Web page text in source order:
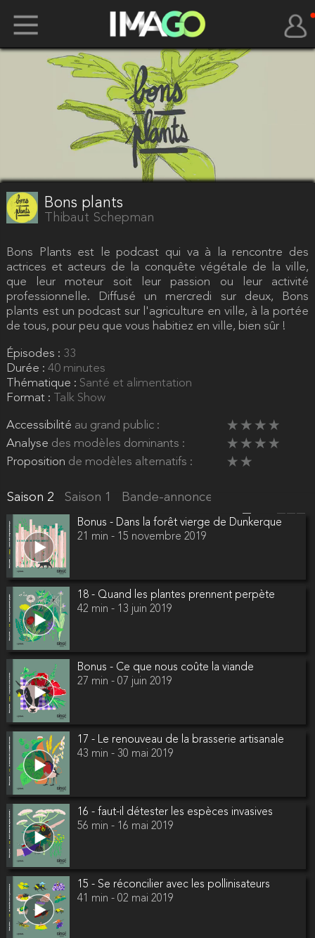
Bons plants
Thibaut Schepman
Bons Plants est le podcast qui va à la rencontre des
actrices et acteurs de la conquête végétale de la ville,
que leur moteur soit leur passion ou leur activité
professionnelle. Diffusé un mercredi sur deux, Bons
plants est un podcast sur l'agriculture en ville, à la portée
de tous, pour peu que vous habitiez en ville, bien sûr !
Épisodes : 33
Durée : 40 minutes
Thématique : Santé et alimentation
Format :
Talk Show
Accessibilité au grand public :
Analyse des modèles dominants :
Proposition de modèles alternatifs :
Saison 2 Saison 1 Bande-annonce
Bonus - Dans la forêt vierge de Dunkerque
21 min - 15 novembre 2019
18 - Quand les plantes prennent perpète
42 min - 13 juin 2019
Bonus - Ce que nous coûte la viande
27 min - 07 juin 2019
17 - Le renouveau de la brasserie artisanale
43 min - 30 mai 2019
16 - faut-il détester les espèces invasives
56 min - 16 mai 2019
15 - Se réconcilier avec les pollinisateurs
41 min - 02 mai 2019